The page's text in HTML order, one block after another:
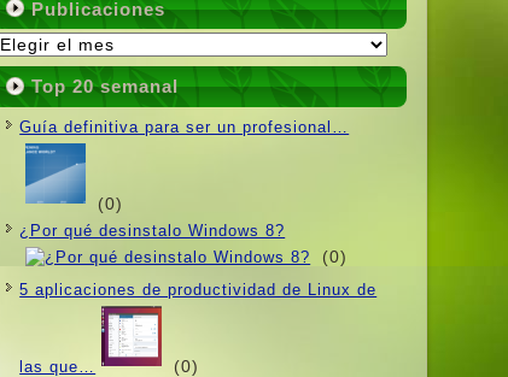
Publicaciones
Publicaciones
Top 20 semanal
Guí­a definitiva para ser un profesional…
(0)
¿Por qué desinstalo Windows 8?
(0)
5 aplicaciones de productividad de Linux de
las que… (0)